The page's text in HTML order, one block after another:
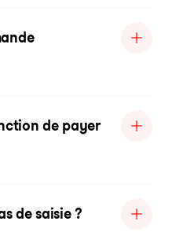
de payer
de saisie ?